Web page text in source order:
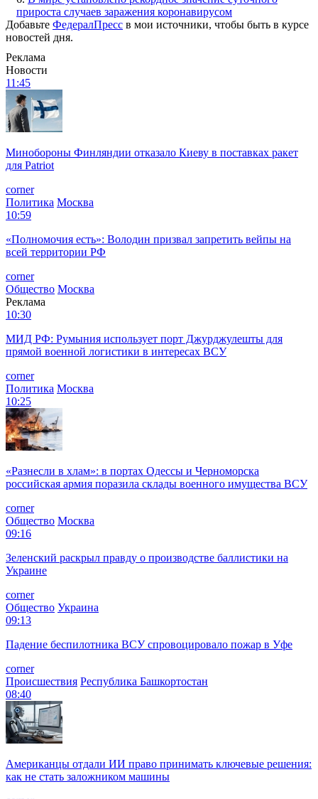
прироста случаев заражения коронавирусом
Добавьте ФедералПресс в мои источники, чтобы быть в курсе
новостей дня.
Реклама
Новости
11:45
Минобороны Финляндии отказало Киеву в поставках ракет
для Patriot
corner
Политика Москва
10:59
«Полномочия есть»: Володин призвал запретить вейпы на
всей территории РФ
corner
Общество Москва
Реклама
10:30
МИД РФ: Румыния использует порт Джурджулешты для
прямой военной логистики в интересах ВСУ
corner
Политика Москва
10:25
«Разнесли в хлам»: в портах Одессы и Черноморска
российская армия поразила склады военного имущества ВСУ
corner
Общество Москва
09:16
Зеленский раскрыл правду о производстве баллистики на
Украине
corner
Общество Украина
09:13
Падение беспилотника ВСУ спровоцировало пожар в Уфе
corner
Происшествия Республика Башкортостан
08:40
Американцы отдали ИИ право принимать ключевые решения:
как не стать заложником машины